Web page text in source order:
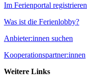
Im Ferienportal registrieren
Was ist die Ferienlobby?
Anbieter:innen suchen
Kooperationspartner:innen
Weitere Links